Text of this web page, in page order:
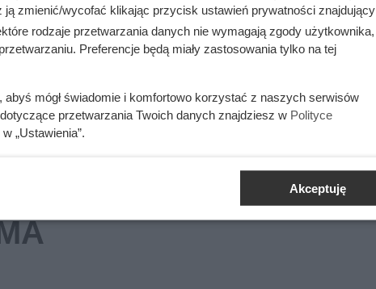
jej granicami. Danie to często można znaleźć w
omlet z nadzieniem z ryżu, warzyw i mięsa
zaspokoi nawet największy apetyt.
zmienić/wycofać klikając przycisk ustawień prywatności znajdujący
rodzaje przetwarzania danych nie wymagają zgody użytkownika,
Preferencje będą miały zastosowania tylko na tej
mógł świadomie i komfortowo korzystać z naszych serwisów
przetwarzania Twoich danych znajdziesz w Polityce
„Ustawienia”.
Akceptuję